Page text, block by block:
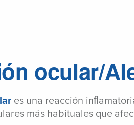
ocular/
es una reacción
más habituales que